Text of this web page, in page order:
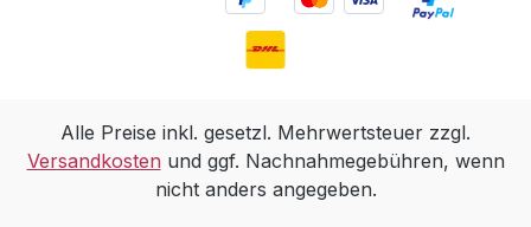
Alle Preise inkl. gesetzl. Mehrwertsteuer zzgl.
Versandkostenund ggf. Nachnahmegebühren, wenn
nicht anders angegeben.